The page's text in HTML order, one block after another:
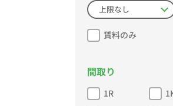
賃料のみ
間取り
1R